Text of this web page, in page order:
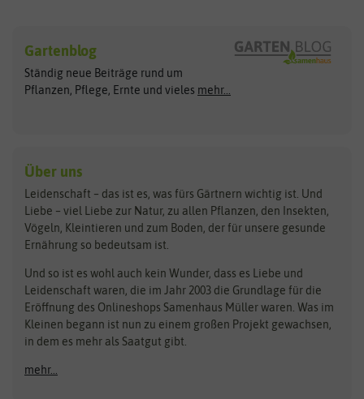
Exotische Samen
Gemüsesamen
Gründünger
Kräutersamen
Obstsamen
Pilzbrut
Rasensamen
Steckzwiebeln
Zimmer & Kübelpflanzen
Kataloge
Schnäppchen
Anzucht & Gartenzubehör
Anzuchtschalen
Arche Noah
ASB Greenworld
Benary
Bingenheimer Saatgut
BioBalu
Bionana
BIOWOL
Blumicorn
Bûten Birds
Clever Pots
COMPO
Dürr-Samen
elho
Feldsaaten Freudenberger
Fertil
Flora Elite
Gartenblog
Ständig neue Beiträge rund um
Pflanzen, Pflege, Ernte und vieles mehr...
Über uns
Leidenschaft – das ist es, was fürs Gärtnern wichtig ist. Und
Liebe – viel Liebe zur Natur, zu allen Pflanzen, den Insekten,
Vögeln, Kleintieren und zum Boden, der für unsere gesunde
Ernährung so bedeutsam ist.
Und so ist es wohl auch kein Wunder, dass es Liebe und
Leidenschaft waren, die im Jahr 2003 die Grundlage für die
Eröffnung des Onlineshops Samenhaus Müller waren. Was im
Kleinen begann ist nun zu einem großen Projekt gewachsen,
in dem es mehr als Saatgut gibt.
mehr...